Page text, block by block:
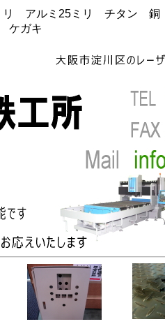
ミリ アルミ25ミリ チタ
ケガキ